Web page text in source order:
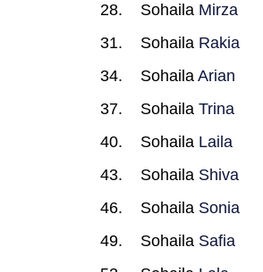
Sohaila Mirza
Sohaila Rakia
Sohaila Arian
Sohaila Trina
Sohaila Laila
Sohaila Shiva
Sohaila Sonia
Sohaila Safia